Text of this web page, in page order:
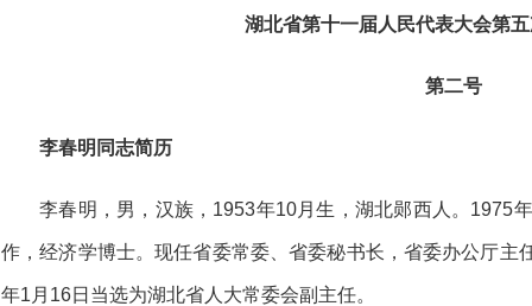
湖北省第十一届人民代表大会第
第二号
李春明同志简历
李春明，男，汉族，1953年10月生，湖北郧西人。1975
作，经济学博士。现任省委常委、省委秘书长，省委办公厅主
年1月16日当选为湖北省人大常委会副主任。